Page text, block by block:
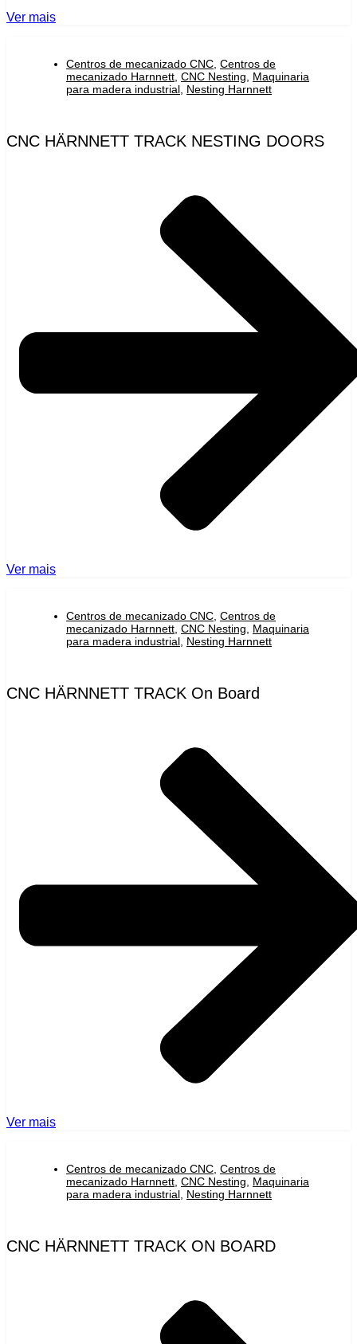
Ver mais
Centros de mecanizado CNC Centros de
mecanizado Harnnett CNC Nesting
Maquinaria
para madera industrial Nesting Harnnett
CNC HÄRNNETT TRACK NESTING DOORS
Ver mais
Centros de mecanizado CNC, Centros de
mecanizado Harnnett, CNC Nesting, Maquinaria
para madera industrial, Nesting Harnnett
CNC HÄRNNETT TRACK On Board
Ver mais
Centros de mecanizado CNC Centros de
mecanizado Harnnett CNC Nesting
Maquinaria
para madera industrial Nesting Harnnett
CNC HÄRNNETT TRACK ON BOARD